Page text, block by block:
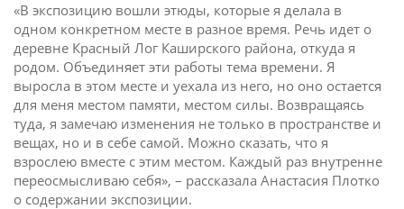
«В экспозицию вошли этюды, которые я делала в
одном конкретном месте в разное время. Речь идет о
деревне Красный Лог Каширского района, откуда я
родом. Объединяет эти работы тема времени. Я
выросла в этом месте и уехала из него, но оно остается
для меня местом памяти, местом силы. Возвращаясь
туда, я замечаю изменения не только в пространстве и
вещах, но и в себе самой. Можно сказать, что я
взрослею вместе с этим местом. Каждый раз внутренне
переосмысливаю себя», – рассказала Анастасия Плотко
о содержании экспозиции.